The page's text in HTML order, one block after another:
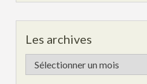
Les archives
Les
archives